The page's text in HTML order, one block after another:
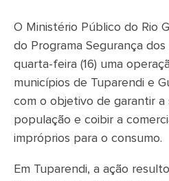
O Ministério Público do Rio
do Programa Segurança
quarta-feira (16) uma
municípios de Tuparendi e
com o objetivo de garantir a
população e coibir a
impróprios para o consumo.
Em Tuparendi, a ação